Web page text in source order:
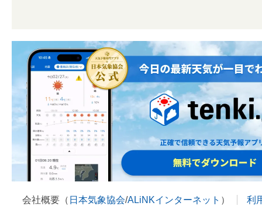
会社概要（ 日本気象協会/ALiNKインターネット ） 利